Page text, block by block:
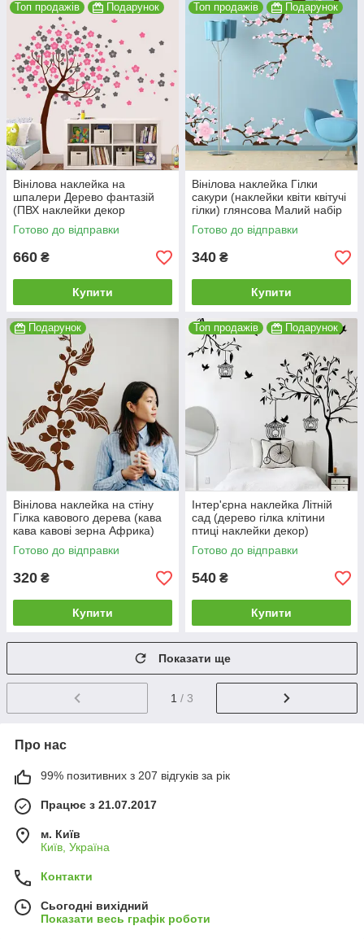
Топ продажів Подарунок
Вінілова наклейка на
шпалери Дерево фантазій
(ПВХ наклейки декор
самоклеюча плівка) глянсова
2260х1500 мм
Готово до відправки
660 ₴
Купити
Топ продажів Подарунок
Вінілова наклейка Гілки
сакури (наклейки квіти квітучі
гілки) глянсова Малий набір
2 гілки з квітами
Готово до відправки
340 ₴
Купити
Подарунок
Вінілова наклейка на стіну
Гілка кавового дерева (кава
кава кавові зерна Африка)
матова 590х1000 мм
Готово до відправки
320 ₴
Купити
Топ продажів Подарунок
Інтер'єрна наклейка Літній
сад (дерево гілка клітини
птиці наклейки декор)
глянсова 925х1000 мм
448х498 мм
Готово до відправки
540 ₴
Купити
Показати ще
1 / 3
Про нас
99% позитивних з 207 відгуків за рік
Працює з 21.07.2017
м. Київ
Київ, Україна
Контакти
Сьогодні вихідний
Показати весь графік роботи